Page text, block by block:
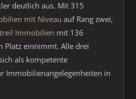
deutlich aus. Mit 315
mit Niveau auf Rang zwei,
Immobilien mit 136
Platz einnimmt. Alle drei
als kompetente
Immobilienangelegenheiten in